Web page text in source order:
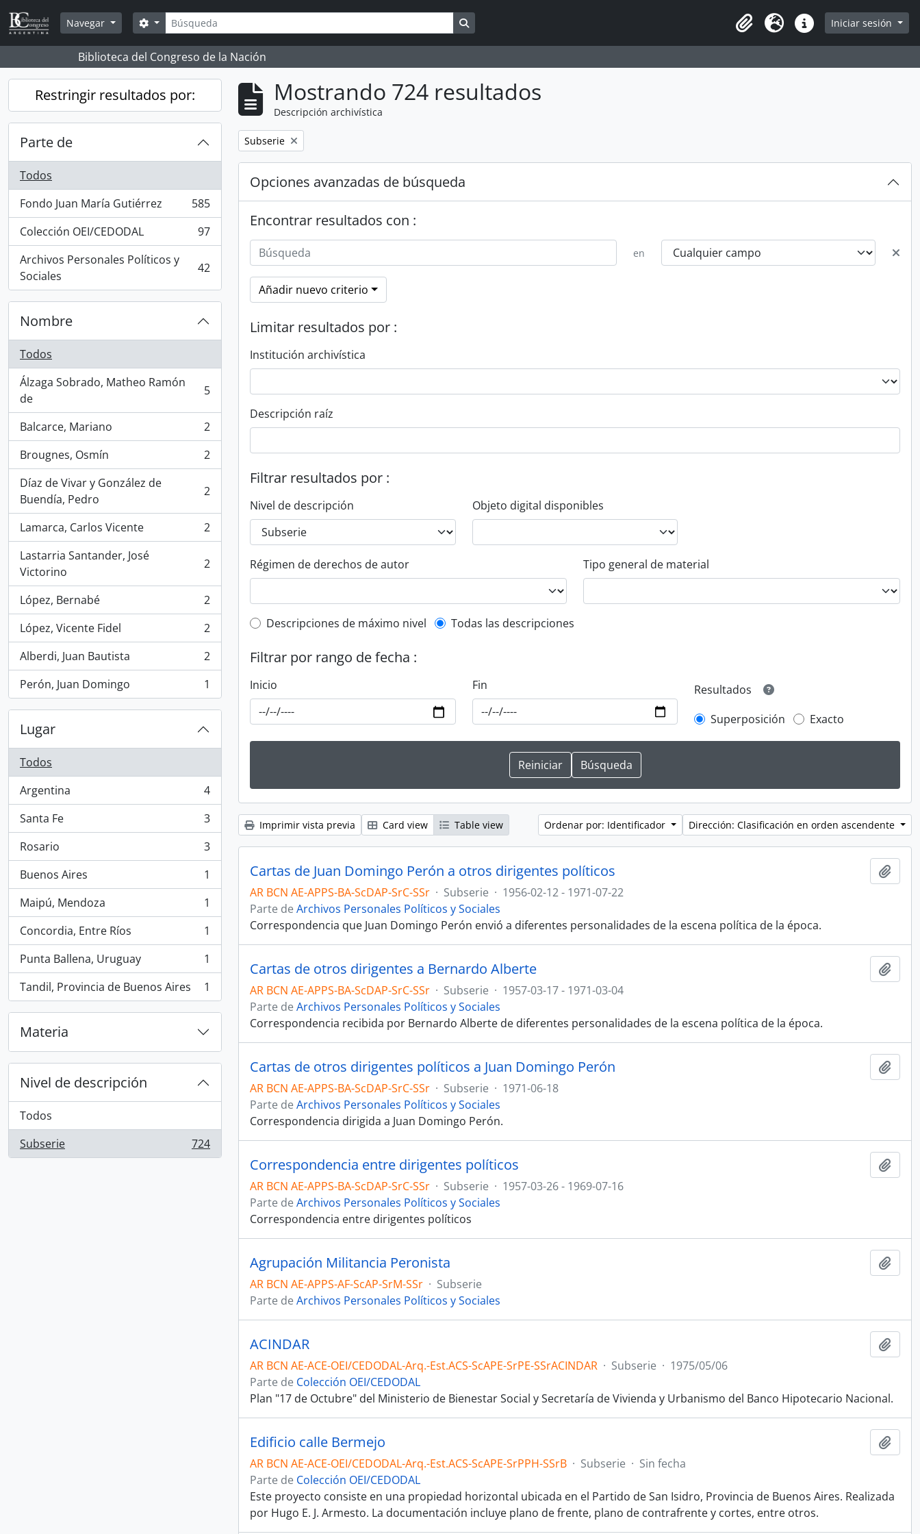
Skip to main content
Navegar
Búsqueda
Search options
Portapapeles
Idioma Enlaces rápidos
Iniciar sesión
Biblioteca del Congreso de la Nación
Restringir resultados por:
Parte de
Todos
Fondo Juan María Gutiérrez
, 585 resultados
585
Colección OEI/CEDODAL
, 97 resultados
97
Archivos Personales Políticos y
Sociales
, 42 resultados 42
Nombre
Todos
Álzaga Sobrado, Matheo Ramón
de
, 5 resultados 5
Balcarce, Mariano
, 2 resultados
2
Brougnes, Osmín
, 2 resultados
2
Díaz de Vivar y González de
Buendía, Pedro
, 2 resultados 2
Lamarca, Carlos Vicente
, 2 resultados
2
Lastarria Santander, José
Victorino
, 2 resultados 2
López, Bernabé
, 2 resultados
2
López, Vicente Fidel
, 2 resultados
2
Alberdi, Juan Bautista
, 2 resultados
2
Perón, Juan Domingo
, 1 resultados 1
Lugar
Todos
Argentina
, 4 resultados
4
Santa Fe
, 3 resultados
3
Rosario
, 3 resultados
3
Buenos Aires
, 1 resultados
1
Maipú, Mendoza
, 1 resultados
1
Concordia, Entre Ríos
, 1 resultados
1
Punta Ballena, Uruguay
, 1 resultados
1
Tandil, Provincia de Buenos Aires
, 1 resultados 1
Materia
Nivel de descripción
Todos
Subserie
, 724 resultados 724
Mostrando 724 resultados
Descripción archivística
Remove filter:
Subserie
Opciones avanzadas de búsqueda
Encontrar resultados con :
en
Añadir nuevo criterio
Limitar resultados por :
Institución archivística
Descripción raíz
Filtrar resultados por :
Nivel de descripción Objeto digital disponibles
Régimen de derechos de autor Tipo general de material
Top-level description filter
Descripciones de máximo nivel Todas las descripciones
Filtrar por rango de fecha :
Inicio Fin
Resultados
Superposición
Exacto
Imprimir vista previa Card view Table view Ordenar por: Identificador Dirección: Clasificación en orden ascendente
Cartas de Juan Domingo Perón a otros dirigentes políticos
AR BCN AE-APPS-BA-ScDAP-SrC-SSr · Subserie · 1956-02-12 - 1971-07-22
Parte de Archivos Personales Políticos y Sociales
Correspondencia que Juan Domingo Perón envió a diferentes personalidades de la escena política de la época.
Cartas de otros dirigentes a Bernardo Alberte
AR BCN AE-APPS-BA-ScDAP-SrC-SSr · Subserie · 1957-03-17 - 1971-03-04
Parte de Archivos Personales Políticos y Sociales
Correspondencia recibida por Bernardo Alberte de diferentes personalidades de la escena política de la época.
Cartas de otros dirigentes políticos a Juan Domingo Perón
AR BCN AE-APPS-BA-ScDAP-SrC-SSr · Subserie · 1971-06-18
Parte de Archivos Personales Políticos y Sociales
Correspondencia dirigida a Juan Domingo Perón.
Correspondencia entre dirigentes políticos
AR BCN AE-APPS-BA-ScDAP-SrC-SSr · Subserie · 1957-03-26 - 1969-07-16
Parte de Archivos Personales Políticos y Sociales
Correspondencia entre dirigentes políticos
Agrupación Militancia Peronista
AR BCN AE-APPS-AF-ScAP-SrM-SSr · Subserie
Parte de Archivos Personales Políticos y Sociales
ACINDAR
AR BCN AE-ACE-OEI/CEDODAL-Arq.-Est.ACS-ScAPE-SrPE-SSrACINDAR · Subserie · 1975/05/06
Parte de Colección OEI/CEDODAL
Plan "17 de Octubre" del Ministerio de Bienestar Social y Secretaría de Vivienda y Urbanismo del Banco Hipotecario Nacional.
Edificio calle Bermejo
AR BCN AE-ACE-OEI/CEDODAL-Arq.-Est.ACS-ScAPE-SrPPH-SSrB · Subserie · Sin fecha
Parte de Colección OEI/CEDODAL
Este proyecto consiste en una propiedad horizontal ubicada en el Partido de San Isidro, Provincia de Buenos Aires. Realizada
por Hugo E. J. Armesto. La documentación incluye plano de frente, plano de contrafrente y cortes, entre otros.